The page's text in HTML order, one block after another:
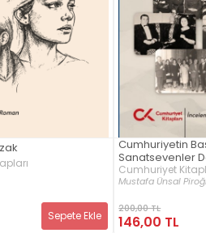
Sepete Ekle
Cumhuriyetin
Sanatsevenler
Cumhuriyet
Mustafa Ünsal
200,00 TL
146,00 TL